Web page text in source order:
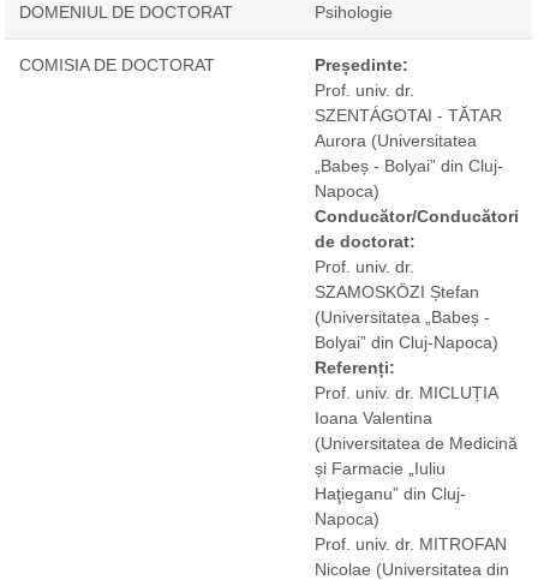
DOMENIUL DE DOCTORAT Psihologie
COMISIA DE DOCTORAT
Președinte:
Prof. univ. dr.
SZENTÁGOTAI - TĂTAR
Aurora (Universitatea
„Babeș - Bolyai” din Cluj-
Napoca)
Conducător/Conducători
de doctorat:
Prof. univ. dr.
SZAMOSKÖZI Ștefan
(Universitatea „Babeș -
Bolyai” din Cluj-Napoca)
Referenți:
Prof. univ. dr. MICLUȚIA
Ioana Valentina
(Universitatea de Medicină
și Farmacie „Iuliu
Haţieganu” din Cluj-
Napoca)
Prof. univ. dr. MITROFAN
Nicolae (Universitatea din